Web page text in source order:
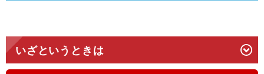
いざというときは